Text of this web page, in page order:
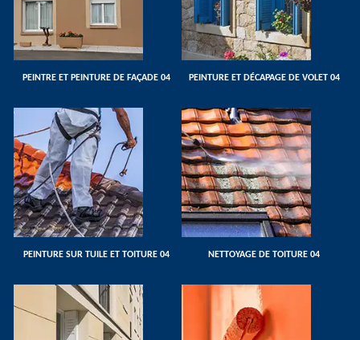
PEINTRE ET PEINTURE DE FAÇADE 04 PEINTURE ET DÉCAPAGE DE VOLET 04
PEINTURE SUR TUILE ET TOITURE 04 NETTOYAGE DE TOITURE 04